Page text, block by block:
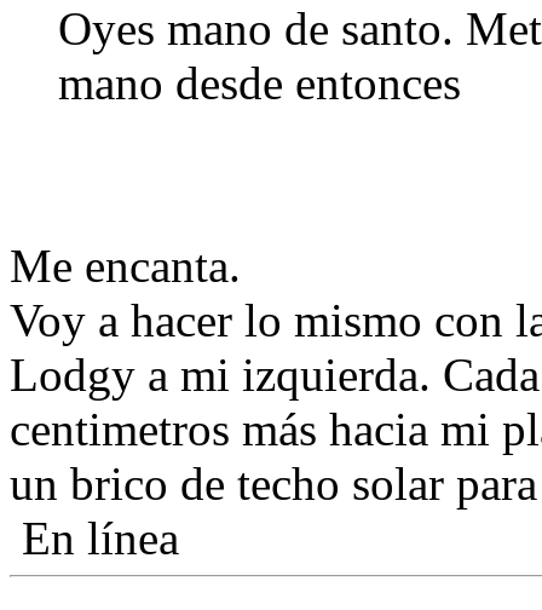
Oyes mano de santo.
mano desde entonces
Me encanta.
Voy a hacer lo mismo con
Lodgy a mi izquierda.
centimetros más hacia mi
un brico de techo solar
En línea